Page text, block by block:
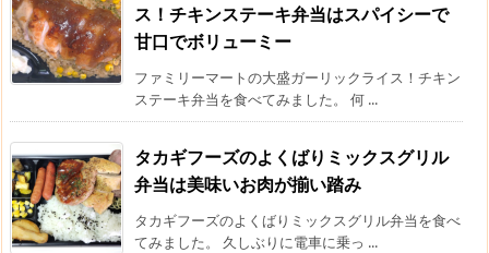
ス！チキンステーキ弁当はスパイシーで
甘口でボリューミー
ファミリーマートの大盛ガーリックライス！チキン
ステーキ弁当を食べてみました。 何 ...
タカギフーズのよくばりミックスグリル
弁当は美味いお肉が揃い踏み
タカギフーズのよくばりミックスグリル弁当を食べ
てみました。 久しぶりに電車に乗っ ...